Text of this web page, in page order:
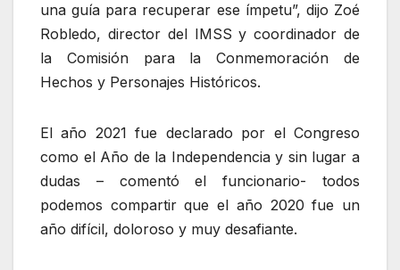
una guía para recuperar ese ímpetu”, dijo Zoé
Robledo, director del IMSS y coordinador de
la Comisión para la Conmemoración de
Hechos y Personajes Históricos.
El año 2021 fue declarado por el Congreso
como el Año de la Independencia y sin lugar a
dudas – comentó el funcionario- todos
podemos compartir que el año 2020 fue un
año difícil, doloroso y muy desafiante.